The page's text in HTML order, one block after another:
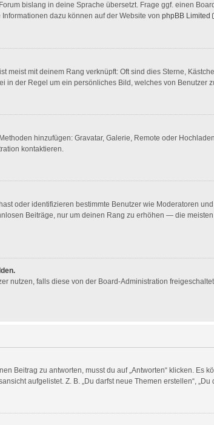
bislang in deine Sprache übersetzt. Frage ggf. einen
dazu können auf der Website von phpBB Limited
mit deinem Rang verknüpft: Oft sind dies Sterne,
in der Regel um ein persönliches Bild, welches von Benutzer
hinzufügen: Gravatar, Galerie, Remote oder
kontaktieren.
oder identifizieren bestimmte Benutzer wie Moderatoren
Beiträge, nur um deinen Rang zu erhöhen — die
nutzen, falls diese von der Board-Administration
Beitrag zu antworten, musst du auf „Antworten“ klicken.
aufgelistet. Z. B. „Du darfst neue Themen erstellen“, „Du